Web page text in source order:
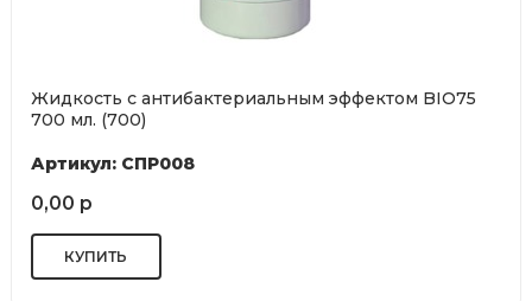
Жидкость с антибактериальным эффектом BIO75
700 мл. (700)
Артикул: СПР008
0,00 р